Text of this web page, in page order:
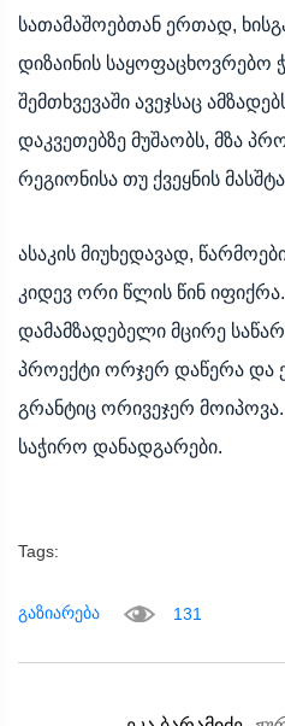
სათამაშოებთან ერთად,
დიზაინის საყოფაცხოვრებო
შემთხვევაში ავეჯსაც
დაკვეთებზე მუშაობს, მზა
რეგიონისა თუ ქვეყნის
ასაკის მიუხედავად,
კიდევ ორი წლის წინ
დამამზადებელი მცირე
პროექტი ორჯერ დაწერა და
გრანტიც ორივეჯერ მოიპოვა.
საჭირო დანადგარები.
Tags:
გაზიარება 131